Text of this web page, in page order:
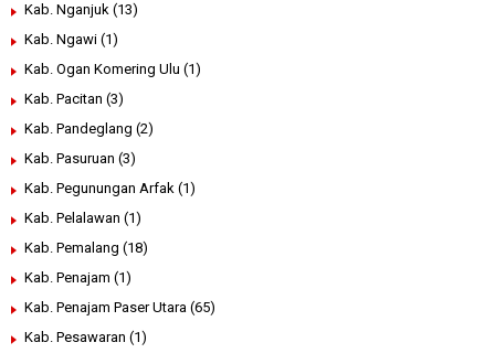
Kab. Nganjuk (13)
Kab. Ngawi (1)
Kab. Ogan Komering Ulu (1)
Kab. Pacitan (3)
Kab. Pandeglang (2)
Kab. Pasuruan (3)
Kab. Pegunungan Arfak (1)
Kab. Pelalawan (1)
Kab. Pemalang (18)
Kab. Penajam (1)
Kab. Penajam Paser Utara (65)
Kab. Pesawaran (1)